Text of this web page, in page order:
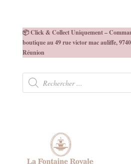
📦 Click & Collect Uniquement –
boutique au 49 rue victor mac auliffe,
Réunion
Recherche
produits